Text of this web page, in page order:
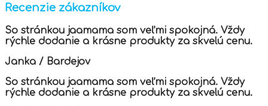
variants.
The
options
may
be
chosen
on
the
product
page
Recenzie zákazníkov
So stránkou jaamama som veľmi spokojná. Vždy
rýchle dodanie a krásne produkty za skvelú cenu.
Janka / Bardejov
So stránkou jaamama som veľmi spokojná. Vždy
rýchle dodanie a krásne produkty za skvelú cenu.